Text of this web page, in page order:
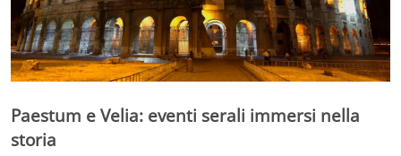
Paestum e Velia: eventi serali immersi nella
storia